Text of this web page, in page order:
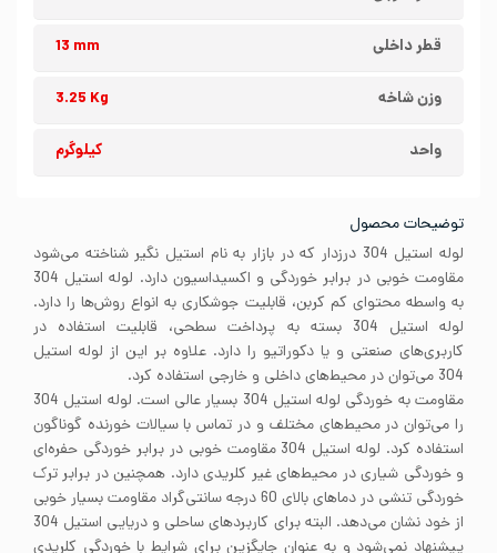
قطر داخلی 13 mm
وزن شاخه 3.25 Kg
واحد کیلوگرم
توضیحات محصول
لوله استیل 304 درزدار که در بازار به نام استیل نگیر شناخته می‌شود
مقاومت خوبی در برابر خوردگی و اکسیداسیون دارد. لوله استیل 304
به واسطه محتوای کم کربن، قابلیت جوشکاری به انواع روش‌ها را دارد.
لوله استیل 304 بسته به پرداخت سطحی، قابلیت استفاده در
کاربری‌های صنعتی و یا دکوراتیو را دارد. علاوه بر این از لوله استیل
304 می‌توان در محیط‌های داخلی و خارجی استفاده کرد.
مقاومت به خوردگی لوله استیل 304 بسیار عالی است. لوله استیل 304
را می‌توان در محیط‌های مختلف و در تماس با سیالات خورنده گوناگون
استفاده کرد. لوله استیل 304 مقاومت خوبی در برابر خوردگی حفره‌ای
و خوردگی شیاری در محیط‌های غیر کلریدی دارد. همچنین در برابر ترک
خوردگی تنشی در دماهای بالای 60 درجه سانتی‌گراد مقاومت بسیار خوبی
از خود نشان می‌دهد. البته برای کاربردهای ساحلی و دریایی استیل 304
پیشنهاد نمی‌شود و به عنوان جایگزین برای شرایط با خوردگی کلریدی